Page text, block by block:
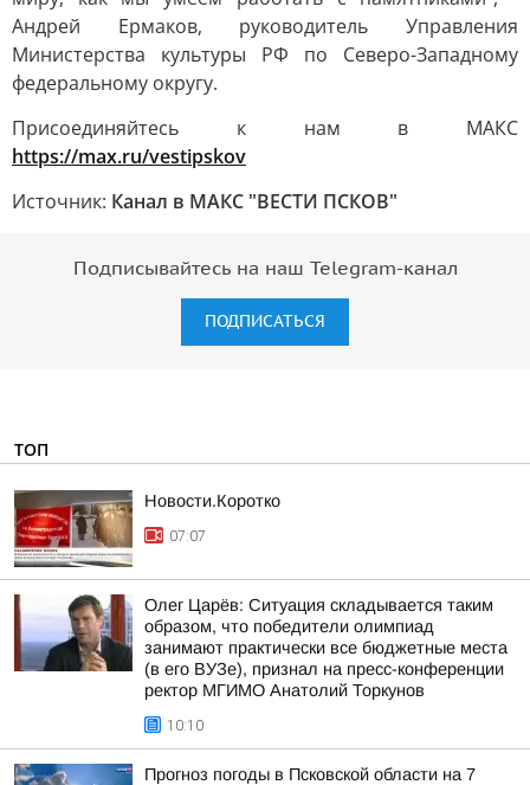
Андрей Ермаков, руководитель Управления
Министерства культуры РФ по Северо-Западному
федеральному округу.
Присоединяйтесь к нам в МАКС
https://max.ru/vestipskov
Источник: Канал в МАКС "ВЕСТИ ПСКОВ"
Подписывайтесь на наш Telegram-канал
ПОДПИСАТЬСЯ
ТОП
Новости.Коротко
07:07
Олег Царёв: Ситуация складывается таким
образом, что победители олимпиад
занимают практически все бюджетные места
(в его ВУЗе), признал на пресс-конференции
ректор МГИМО Анатолий Торкунов
10:10
Прогноз погоды в Псковской области на 7